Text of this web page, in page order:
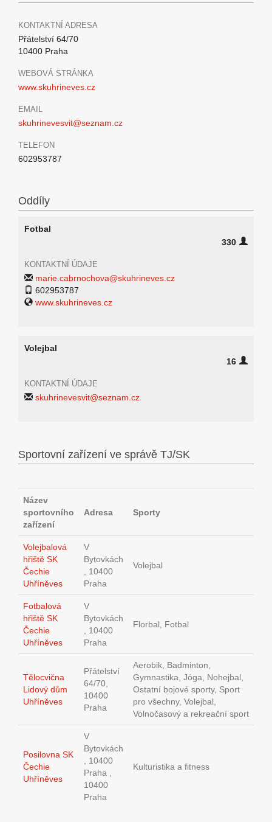
KONTAKTNÍ ADRESA
Přátelství 64/70
10400 Praha
WEBOVÁ STRÁNKA
www.skuhrineves.cz
EMAIL
skuhrinevesvit@seznam.cz
TELEFON
602953787
Oddíly
Fotbal
330
KONTAKTNÍ ÚDAJE
marie.cabrnochova@skuhrineves.cz
602953787
www.skuhrineves.cz
Volejbal
16
KONTAKTNÍ ÚDAJE
skuhrinevesvit@seznam.cz
Sportovní zařízení ve správě TJ/SK
Název
sportovního
zařízení
Adresa Sporty
Volejbalová
hřiště SK
Čechie
Uhříněves
V
Bytovkách
, 10400
Praha
Volejbal
Fotbalová
hřiště SK
Čechie
Uhříněves
V
Bytovkách
, 10400
Praha
Florbal, Fotbal
Tělocvična
Lidový dům
Uhříněves
Přátelství
64/70,
10400
Praha
Aerobik, Badminton,
Gymnastika, Jóga, Nohejbal,
Ostatní bojové sporty, Sport
pro všechny, Volejbal,
Volnočasový a rekreační sport
Posilovna SK
Čechie
Uhříněves
V
Bytovkách
, 10400
Praha ,
10400
Praha
Kulturistika a fitness